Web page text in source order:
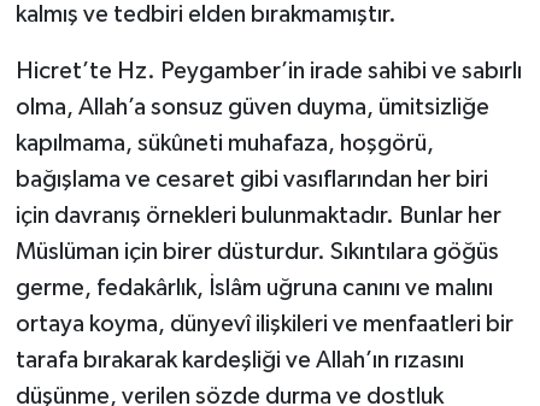
kalmış ve tedbiri elden bırakmamıştır.
Hicret’te Hz. Peygamber’in irade sahibi ve sabırlı
olma, Allah’a sonsuz güven duyma, ümitsizliğe
kapılmama, sükûneti muhafaza, hoşgörü,
bağışlama ve cesaret gibi vasıflarından her biri
için davranış örnekleri bulunmaktadır. Bunlar her
Müslüman için birer düsturdur. Sıkıntılara göğüs
germe, fedakârlık, İslâm uğruna canını ve malını
ortaya koyma, dünyevî ilişkileri ve menfaatleri bir
tarafa bırakarak kardeşliği ve Allah’ın rızasını
düşünme, verilen sözde durma ve dostluk